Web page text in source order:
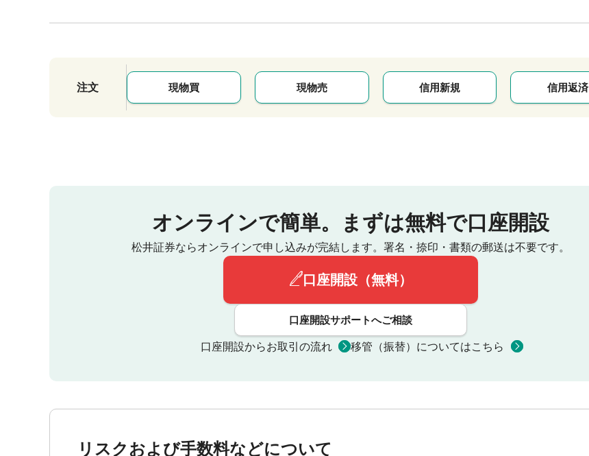
注文 現物買 現物売 信用新規 信用返済
オンラインで簡単。 まずは無料で口座開設
松井証券ならオンラインで申し込みが完結します。 署名・捺印・書類の郵送は不要です。
口座開設（無料）
口座開設サポートへご相談
口座開設からお取引の流れ 移管（振替）についてはこちら
リスクおよび手数料などについて